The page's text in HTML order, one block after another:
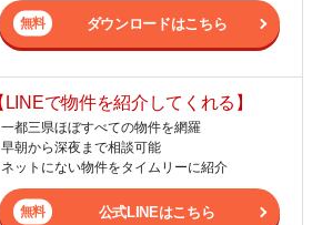
ダウンロードはこちら
LINEで物件を紹介してくれる】
一都三県ほぼすべての物件を網羅
早朝から深夜まで相談可能
ネットにない物件をタイムリーに紹介
公式LINEはこちら